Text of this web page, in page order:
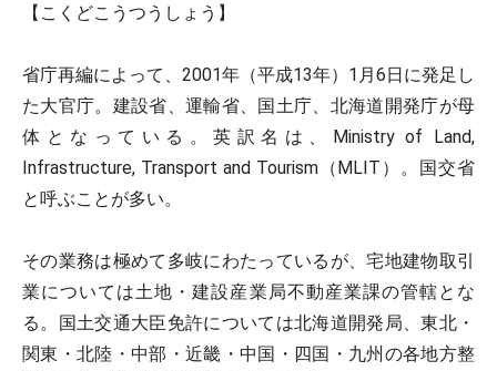
【こくどこうつうしょう】
省庁再編によって、2001年（平成13年）1月6日に発足し
た大官庁。建設省、運輸省、国土庁、北海道開発庁が母
体となっている。英訳名は、Ministry of Land,
Infrastructure, Transport and Tourism（MLIT）。国交省
と呼ぶことが多い。
その業務は極めて多岐にわたっているが、宅地建物取引
業については土地・建設産業局不動産業課の管轄とな
る。国土交通大臣免許については北海道開発局、東北・
関東・北陸・中部・近畿・中国・四国・九州の各地方整